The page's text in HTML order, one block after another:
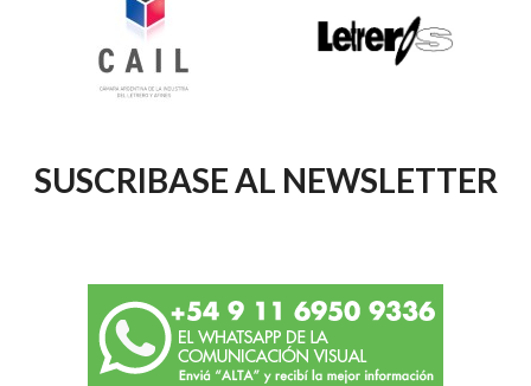
SUSCRIBASE AL NEWSLETTER